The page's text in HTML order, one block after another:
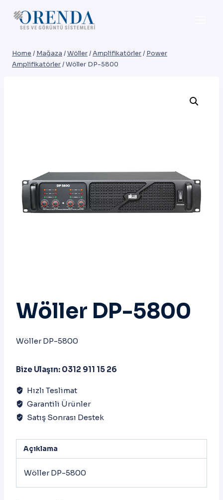
Home / Mağaza /Wöller/Amplifikatörler/ Power
Amplifikatörler/Wöller DP-5800
Wöller DP-5800
Wöller DP-5800
Bize Ulaşın: 0312 911 15 26
Hızlı Teslimat
Garantili Ürünler
Satış Sonrası Destek
Açıklama
Wöller DP-5800